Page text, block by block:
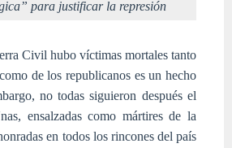
para justificar la represión
Civil hubo víctimas mortales tanto
de los republicanos es un hecho
no todas siguieron después el
ensalzadas como mártires de la
en todos los rincones del país